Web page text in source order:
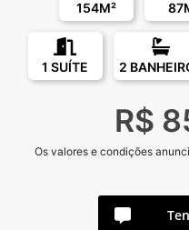
154M²
1 SUÍTE 2
R$
Os valores e condições